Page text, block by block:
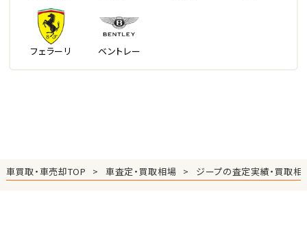
フェラーリ ベントレー
車買取・車売却TOP 車査定・買取相場 ジープの査定実績・買取相